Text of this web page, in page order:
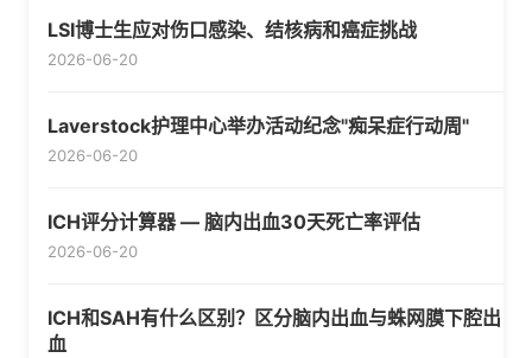
LSI博士生应对伤口感染、结核病和癌症挑战
2026-06-20
Laverstock护理中心举办活动纪念"痴呆症行动周"
2026-06-20
ICH评分计算器 — 脑内出血30天死亡率评估
2026-06-20
ICH和SAH有什么区别？区分脑内出血与蛛网膜下腔出
血